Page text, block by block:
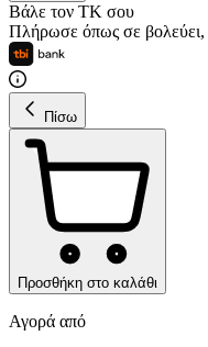
Βάλε τον ΤΚ σου
Πλήρωσε όπως σε βολεύει,
Πίσω
Προσθήκη στο καλάθι
Αγορά από